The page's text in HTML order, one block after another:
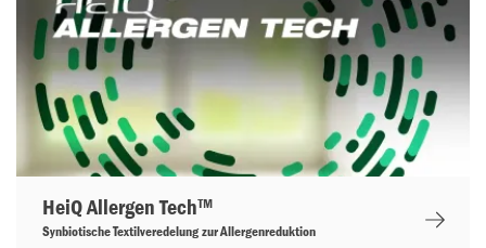
HeiQ Allergen Tech™
Synbiotische Textilveredelung zur Allergenreduktion